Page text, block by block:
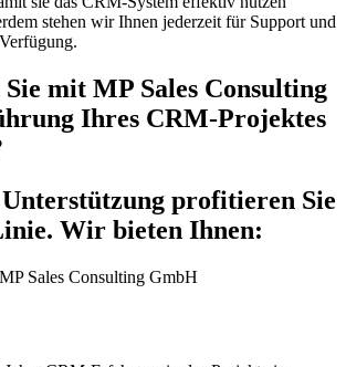
stehen wir Ihnen jederzeit für Support und
mit MP Sales Consulting
Ihres CRM-Projektes
profitieren Sie
Wir bieten Ihnen: